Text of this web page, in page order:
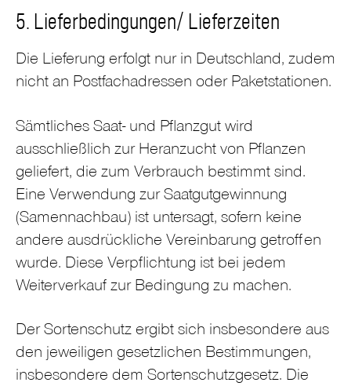
5. Lieferbedingungen/ Lieferzeiten
Die Lieferung erfolgt nur in Deutschland, zudem
nicht an Postfachadressen oder Paketstationen.
Sämtliches Saat- und Pflanzgut wird
ausschließlich zur Heranzucht von Pflanzen
geliefert, die zum Verbrauch bestimmt sind.
Eine Verwendung zur Saatgutgewinnung
(Samennachbau) ist untersagt, sofern keine
andere ausdrückliche Vereinbarung getroffen
wurde. Diese Verpflichtung ist bei jedem
Weiterverkauf zur Bedingung zu machen.
Der Sortenschutz ergibt sich insbesondere aus
den jeweiligen gesetzlichen Bestimmungen,
insbesondere dem Sortenschutzgesetz. Die